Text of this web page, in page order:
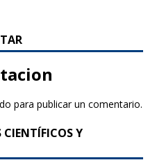
para publicar un comentario.
CIENTÍFICOS Y